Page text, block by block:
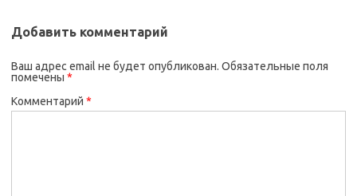
Добавить комментарий
Ваш адрес email не будет опубликован. Обязательные поля
помечены *
Комментарий *